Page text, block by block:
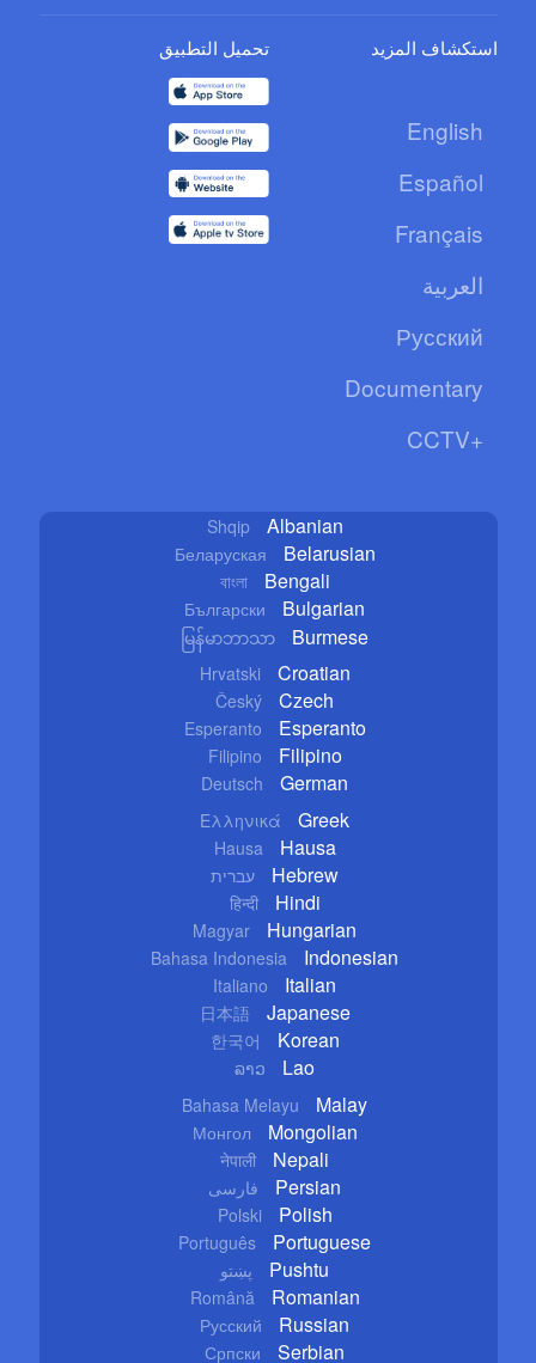
استكشاف المزيد
English
Español
Français
العربية
Русский
Documentary
CCTV+
تحميل التطبيق
Shqip Albanian
Беларуская Belarusian
বাংলা Bengali
Български Bulgarian
မြန်မာဘာသာ Burmese
Hrvatski Croatian
Český Czech
Esperanto Esperanto
Filipino Filipino
Deutsch German
Ελληνικά Greek
Hausa Hausa
עברית Hebrew
हिन्दी Hindi
Magyar Hungarian
Bahasa Indonesia Indonesian
Italiano Italian
日本語 Japanese
한국어 Korean
ລາວ Lao
Bahasa Melayu Malay
Монгол Mongolian
नेपाली Nepali
فارسی Persian
Polski Polish
Português Portuguese
پښتو Pushtu
Română Romanian
Русский Russian
Српски Serbian